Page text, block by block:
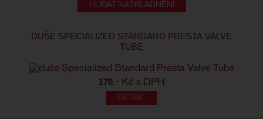
HLÍDAT NASKLADNĚNÍ
DUŠE SPECIALIZED STANDARD PRESTA VALVE
TUBE
170,- Kč s DPH